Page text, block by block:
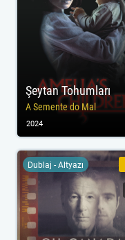
Şeytan Tohumları
A Semente do Mal
2024
Dublaj - Altyazı